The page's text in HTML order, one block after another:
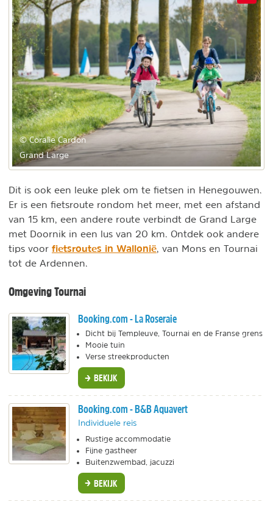
© Coralie Cardon
Grand Large
Dit is ook een leuke plek om te fietsen in Henegouwen.
Er is een fietsroute rondom het meer, met een afstand
van 15 km, een andere route verbindt de Grand Large
met Doornik in een lus van 20 km. Ontdek ook andere
tips voor fietsroutes in Wallonië, van Mons en Tournai
tot de Ardennen.
Omgeving Tournai
Booking.com - La Roseraie
Dicht bij Templeuve, Tournai en de Franse grens
Mooie tuin
Verse streekproducten
BEKIJK
Booking.com - B&B Aquavert
Individuele reis
Rustige accommodatie
Fijne gastheer
Buitenzwembad, jacuzzi
BEKIJK